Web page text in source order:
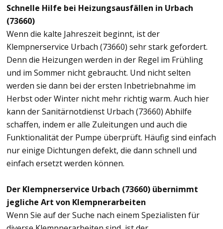
Schnelle Hilfe bei Heizungsausfällen in Urbach
(73660)
Wenn die kalte Jahreszeit beginnt, ist der
Klempnerservice Urbach (73660) sehr stark gefordert.
Denn die Heizungen werden in der Regel im Frühling
und im Sommer nicht gebraucht. Und nicht selten
werden sie dann bei der ersten Inbetriebnahme im
Herbst oder Winter nicht mehr richtig warm. Auch hier
kann der Sanitärnotdienst Urbach (73660) Abhilfe
schaffen, indem er alle Zuleitungen und auch die
Funktionalität der Pumpe überprüft. Häufig sind einfach
nur einige Dichtungen defekt, die dann schnell und
einfach ersetzt werden können.
Der Klempnerservice Urbach (73660) übernimmt
jegliche Art von Klempnerarbeiten
Wenn Sie auf der Suche nach einem Spezialisten für